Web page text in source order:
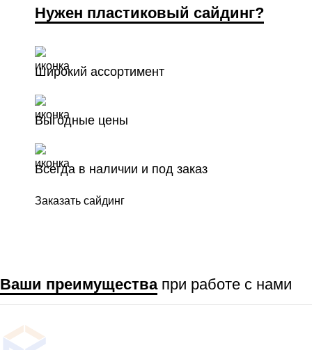
Нужен пластиковый сайдинг?
Широкий ассортимент
Выгодные цены
Всегда в наличии и под заказ
Заказать сайдинг
Ваши преимуществапри работе с нами